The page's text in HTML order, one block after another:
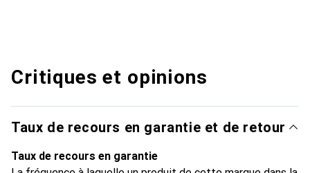
Critiques et opinions
Taux de recours en garantie et de retour
Taux de recours en garantie